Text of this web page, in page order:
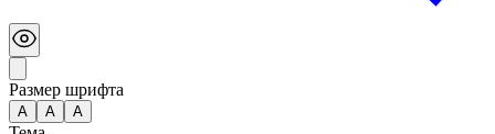
Размер шрифта
А A A